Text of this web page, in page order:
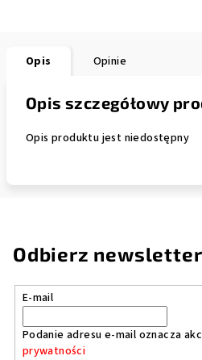
Opis Opinie
Opis szczegółowy
Opis produktu jest niedostępny
Odbierz newsletter
E-mail
Podanie adresu e-mail oznacza
prywatności